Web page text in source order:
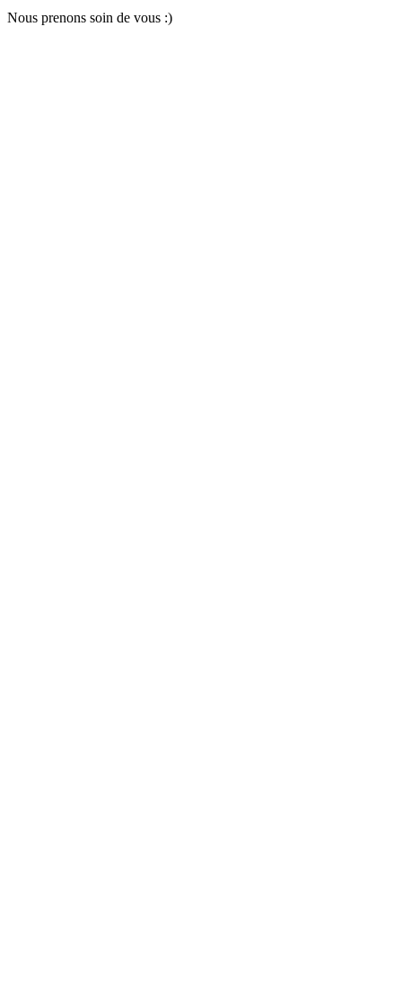
Nous prenons soin de vous :)